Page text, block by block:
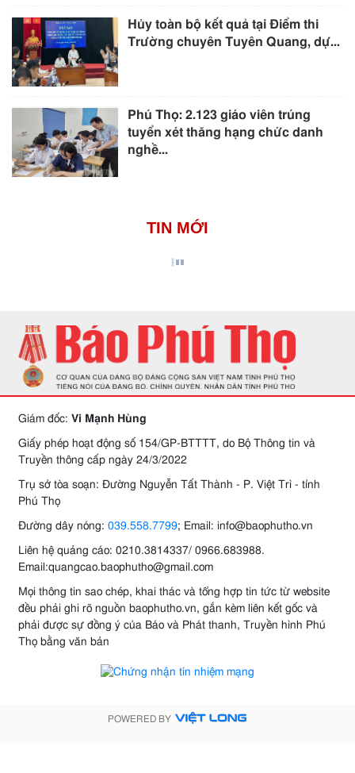
Hủy toàn bộ kết quả tại Điểm thi
Trường chuyên Tuyên Quang, dự...
Phú Thọ: 2.123 giáo viên trúng
tuyển xét thăng hạng chức danh
nghề...
TIN MỚI
Giám đốc: Vi Mạnh Hùng
Giấy phép hoạt động số 154/GP-BTTTT, do Bộ Thông tin và
Truyền thông cấp ngày 24/3/2022
Trụ sở tòa soạn: Đường Nguyễn Tất Thành - P. Việt Trì - tỉnh
Phú Thọ
Đường dây nóng: 039.558.7799; Email: info@baophutho.vn
Liên hệ quảng cáo: 0210.3814337/ 0966.683988.
Email:quangcao.baophutho@gmail.com
Mọi thông tin sao chép, khai thác và tổng hợp tin tức từ website
đều phải ghi rõ nguồn baophutho.vn, gắn kèm liên kết gốc và
phải được sự đồng ý của Báo và Phát thanh, Truyền hình Phú
Thọ bằng văn bản
POWERED BY